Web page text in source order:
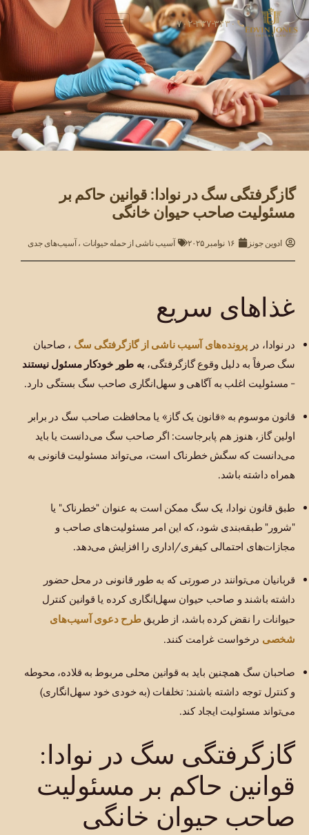
۷۰۲-۳۳۷-۳۴۳۰
گازگرفتگی سگ در نوادا: قوانین حاکم بر
مسئولیت صاحب حیوان خانگی
ادوین جونز ۱۶ نوامبر ۲۰۲۵ آسیب ناشی از حمله حیوانات ،آسیب‌های جدی
غذاهای سریع
در نوادا، درپرونده‌های آسیب ناشی از گازگرفتگی سگ ، صاحبان
سگ صرفاً به دلیل وقوع گازگرفتگی، به طور خودکار مسئول نیستند
- مسئولیت اغلب به آگاهی و سهل‌انگاری صاحب سگ بستگی دارد.
قانون موسوم به «قانون یک گاز» یا محافظت صاحب سگ در برابر
اولین گاز، هنوز هم پابرجاست: اگر صاحب سگ می‌دانست یا باید
می‌دانست که سگش خطرناک است، می‌تواند مسئولیت قانونی به
همراه داشته باشد.
طبق قانون نوادا، یک سگ ممکن است به عنوان "خطرناک" یا
"شرور" طبقه‌بندی شود، که این امر مسئولیت‌های صاحب و
مجازات‌های احتمالی کیفری/اداری را افزایش می‌دهد.
قربانیان می‌توانند در صورتی که به طور قانونی در محل حضور
داشته باشند و صاحب حیوان سهل‌انگاری کرده یا قوانین کنترل
حیوانات را نقض کرده باشد، از طریقطرح دعوی آسیب‌های
شخصی درخواست غرامت کنند.
صاحبان سگ همچنین باید به قوانین محلی مربوط به قلاده، محوطه
و کنترل توجه داشته باشند: تخلفات (به خودی خود سهل‌انگاری)
می‌تواند مسئولیت ایجاد کند.
گازگرفتگی سگ در نوادا:
قوانین حاکم بر مسئولیت
صاحب حیوان خانگی